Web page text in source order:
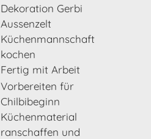
Dekoration Gerbi
Aussenzelt
Küchenmannschaft
kochen
Fertig mit Arbeit
Vorbereiten für
Chilbibeginn
Küchenmaterial
ranschaffen und